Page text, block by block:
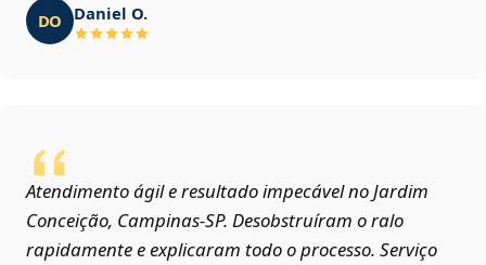
DO Daniel O.
Atendimento ágil e resultado impecável no Jardim
Conceição, Campinas‑SP. Desobstruíram o ralo
rapidamente e explicaram todo o processo. Serviço